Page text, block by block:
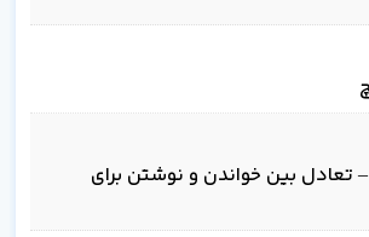
Mixed Use (MU) – تعادل بین خواندن و نوشتن برای